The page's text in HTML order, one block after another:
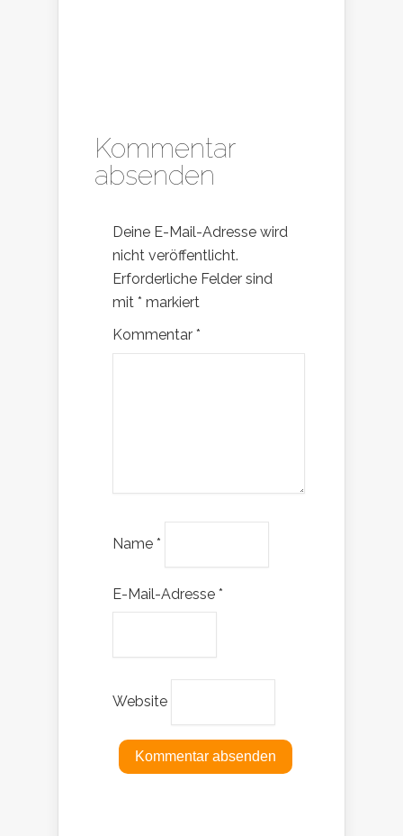
Kommentar
absenden
Deine E-Mail-Adresse wird
nicht veröffentlicht.
Erforderliche Felder sind
mit * markiert
Kommentar *
Name *
E-Mail-Adresse *
Website